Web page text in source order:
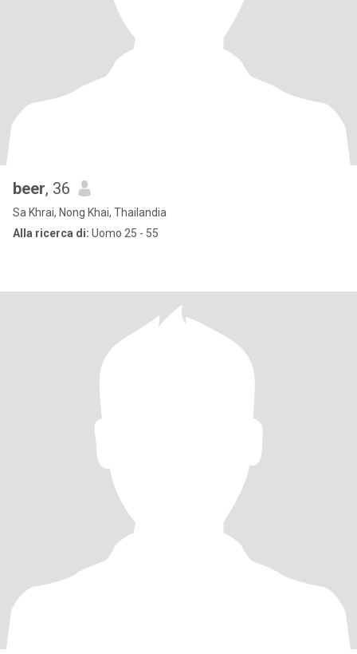
beer, 36
Sa Khrai, Nong Khai, Thailandia
Alla ricerca di: Uomo 25 - 55